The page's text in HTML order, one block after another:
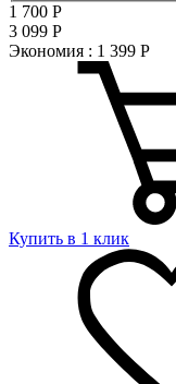
1 700 Р
3 099 Р
Экономия : 1 399 Р
Купить в 1 клик